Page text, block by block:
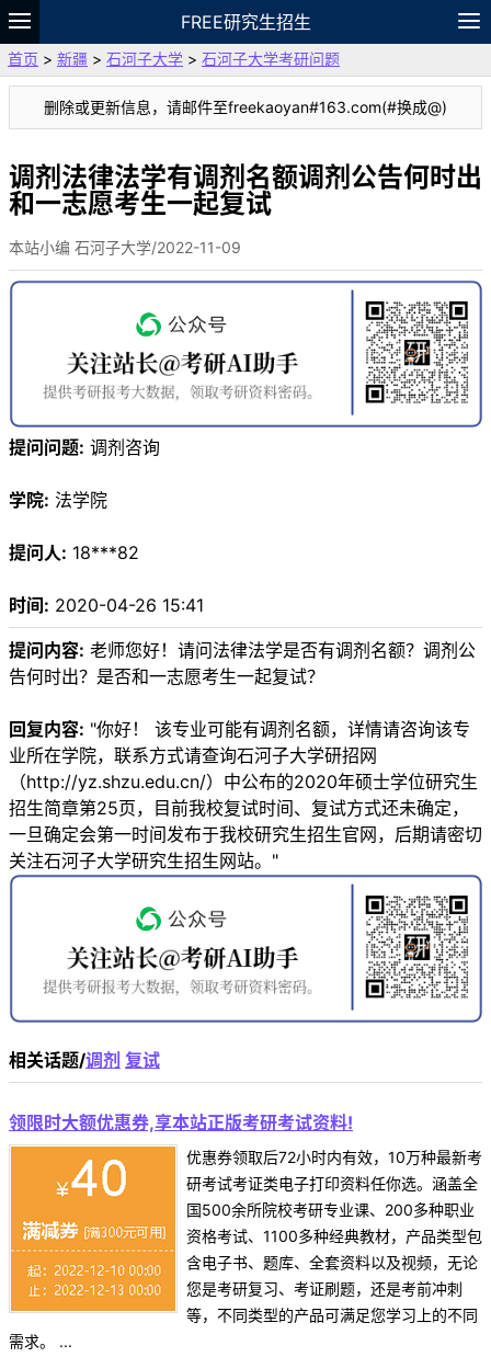
FREE研究生招生
题库
故事 专题 APP 笔记
VIP
资料
首页 > 新疆 > 石河子大学 > 石河子大学考研问题
删除或更新信息，请邮件至freekaoyan#163.com(#换成@)
调剂法律法学有调剂名额调剂公告何时出
和一志愿考生一起复试
本站小编 石河子大学/2022-11-09
提问问题: 调剂咨询
学院: 法学院
提问人: 18***82
时间: 2020-04-26 15:41
提问内容: 老师您好！请问法律法学是否有调剂名额？调剂公
告何时出？是否和一志愿考生一起复试？
回复内容: "你好！ 该专业可能有调剂名额，详情请咨询该专
业所在学院，联系方式请查询石河子大学研招网
（http://yz.shzu.edu.cn/）中公布的2020年硕士学位研究生
招生简章第25页，目前我校复试时间、复试方式还未确定，
一旦确定会第一时间发布于我校研究生招生官网，后期请密切
关注石河子大学研究生招生网站。"
相关话题/调剂 复试
领限时大额优惠券,享本站正版考研考试资料!
优惠券领取后72小时内有效，10万种最新考
研考试考证类电子打印资料任你选。涵盖全
国500余所院校考研专业课、200多种职业
资格考试、1100多种经典教材，产品类型包
含电子书、题库、全套资料以及视频，无论
您是考研复习、考证刷题，还是考前冲刺
等，不同类型的产品可满足您学习上的不同
需求。 ...